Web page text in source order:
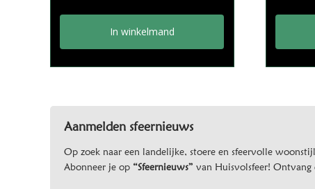
In winkelmand
Aanmelden sfeernieuws
Op zoek naar een landelijke, stoere en sfeervolle
Abonneer je op “Sfeernieuws” van Huisvolsfeer! Ontvang